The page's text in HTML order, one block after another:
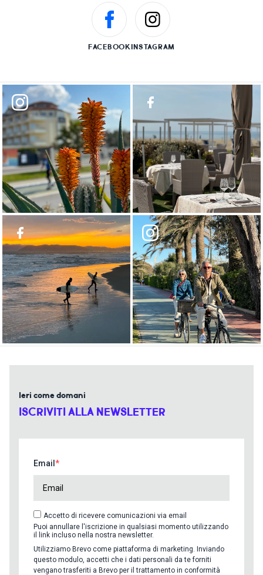
FACEBOOKINSTAGRAM
Ieri come domani
ISCRIVITI ALLA NEWSLETTER
Email
Accetto di ricevere comunicazioni via email
Puoi annullare l'iscrizione in qualsiasi momento utilizzando
il link incluso nella nostra newsletter.
Utilizziamo Brevo come piattaforma di marketing. Inviando
questo modulo, accetti che i dati personali da te forniti
vengano trasferiti a Brevo per il trattamento in conformità